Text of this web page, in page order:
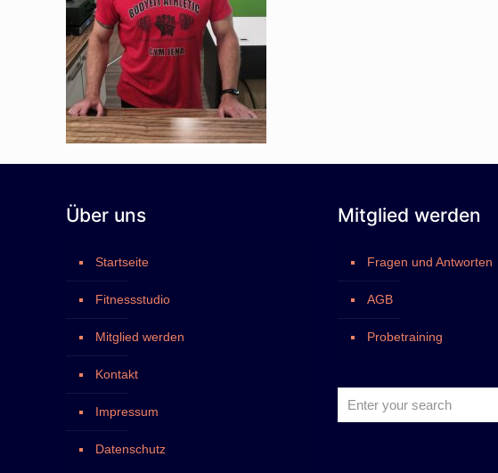
Über uns
Startseite
Fitnessstudio
Mitglied werden
Kontakt
Impressum
Datenschutz
Mitglied werden
Fragen und Antworten
AGB
Probetraining